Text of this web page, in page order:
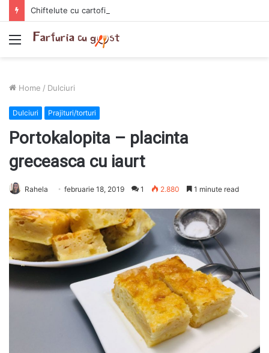
Chiftelute cu cartofi si smantana la cuptor
Menu
Home / Dulciuri
Dulciuri Prajituri/torturi
Portokalopita – placinta
greceasca cu iaurt
Rahela februarie 18, 2019 1 2.880 1 minute read